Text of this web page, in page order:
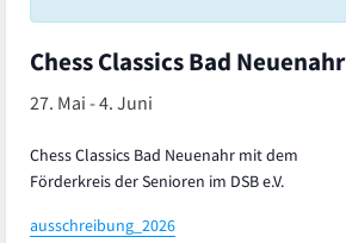
Chess Classics Bad Neuenahr
27. Mai -4. Juni
Chess Classics Bad Neuenahr mit dem
Förderkreis der Senioren im DSB e.V.
ausschreibung_2026